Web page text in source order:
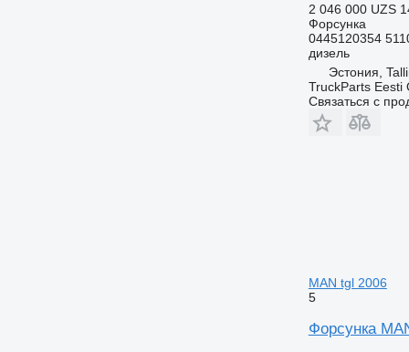
2 046 000 UZS
Форсунка
0445120354
дизель
Эстония,
TruckParts Eesti
Связаться с
MAN tgl 2006
5
Форсунка